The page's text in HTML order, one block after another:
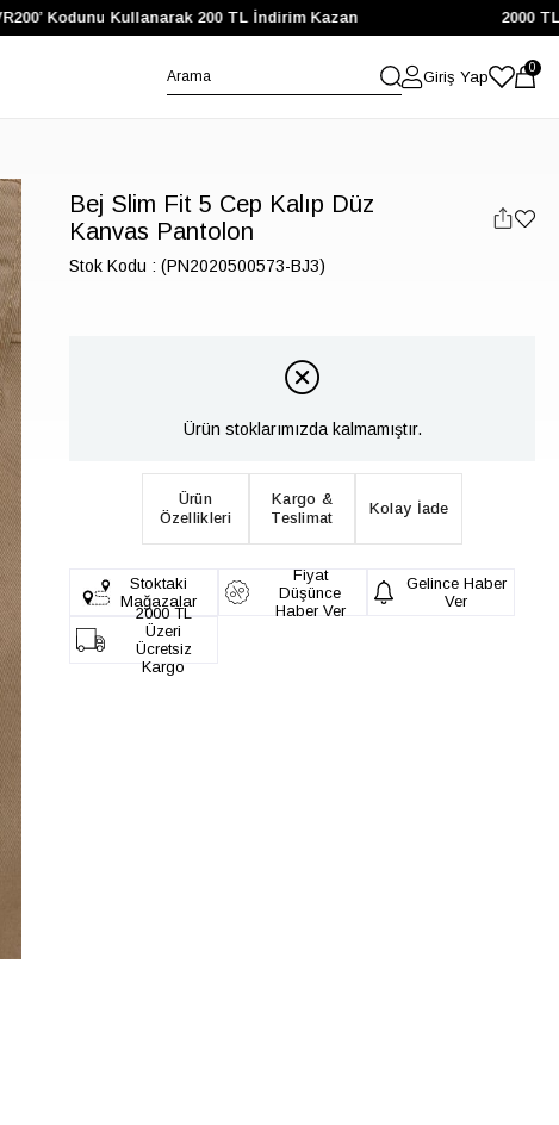
Kodunu Kullanarak 200 TL İndirim Kazan 2000 TL
Giriş Yap
0
Bej Slim Fit 5 Cep Kalıp Düz
Kanvas Pantolon
Stok Kodu (PN2020500573-BJ3)
Ürün stoklarımızda kalmamıştır.
Ürün
Özellikleri
Kargo &
Teslimat
Kolay İade
Stoktaki
Mağazalar
Fiyat
Düşünce
Haber Ver
Gelince Haber
Ver
2000 TL
Üzeri
Ücretsiz
Kargo